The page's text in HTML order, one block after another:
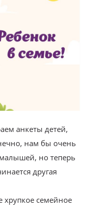
анкеты детей,
нам бы очень
малышей, но теперь
другая
хрупкое семейное